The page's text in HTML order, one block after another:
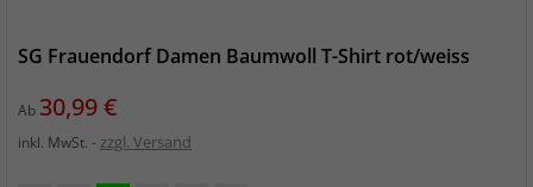
SG Frauendorf Damen Baumwoll T-Shirt rot/weiss
Ab Preis
30,99 €
inkl. MwSt. zzgl. Versand